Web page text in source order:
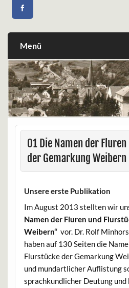
Menü
01 Die Namen der
der Gemarkung Weibern
Unsere erste Publikation
Im August 2013 stellten wir
Namen der Fluren und
Weibern“ vor. Dr. Rolf
haben auf 130 Seiten die
Flurstücke der Gemarkung
und mundartlicher Auflistung
sprachkundlicher Deutung